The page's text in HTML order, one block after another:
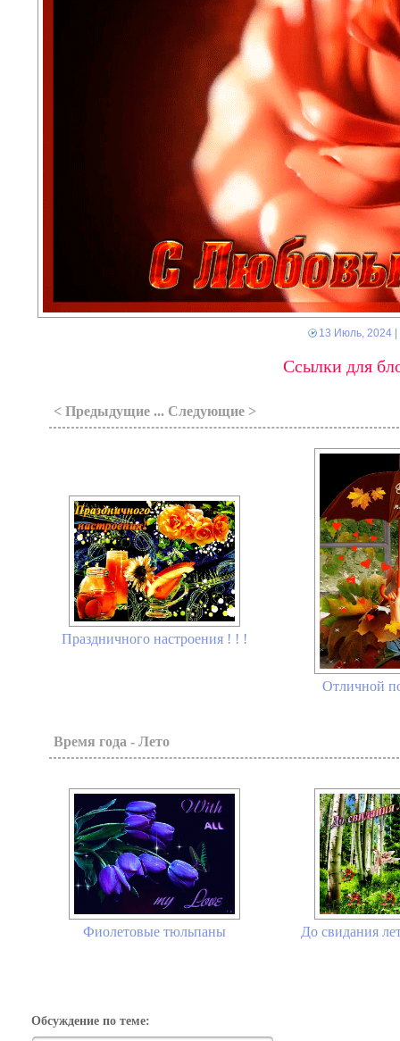
13 Июль, 2024|
Ссылки для
< Предыдущие ... Следующие >
Праздничного настроения ! ! !
Отличной
Время года - Лето
Фиолетовые тюльпаны До свидания
Обсуждение по теме: